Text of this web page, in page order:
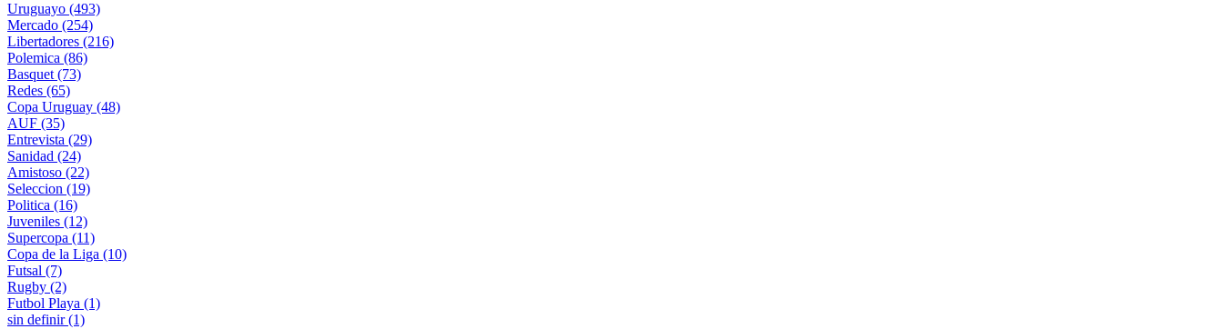
Uruguayo (493)
Mercado (254)
Libertadores (216)
Polemica (86)
Basquet (73)
Redes (65)
Copa Uruguay (48)
AUF (35)
Entrevista (29)
Sanidad (24)
Amistoso (22)
Seleccion (19)
Politica (16)
Juveniles (12)
Supercopa (11)
Copa de la Liga (10)
Futsal (7)
Rugby (2)
Futbol Playa (1)
sin definir(1)